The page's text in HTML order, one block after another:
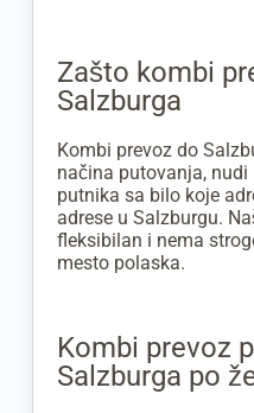
Zašto kombi
Salzburga
Kombi prevoz do
načina putovanja,
putnika sa bilo koje
adrese u Salzburgu.
fleksibilan i nema
mesto polaska.
Kombi prevoz
Salzburga po